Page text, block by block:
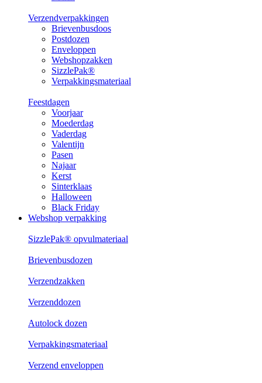
Verzendverpakkingen
Brievenbusdoos
Postdozen
Enveloppen
Webshopzakken
SizzlePak®
Verpakkingsmateriaal
Feestdagen
Voorjaar
Moederdag
Vaderdag
Valentijn
Pasen
Najaar
Kerst
Sinterklaas
Halloween
Black Friday
Webshop verpakking
SizzlePak® opvulmateriaal
Brievenbusdozen
Verzendzakken
Verzenddozen
Autolock dozen
Verpakkingsmateriaal
Verzend enveloppen